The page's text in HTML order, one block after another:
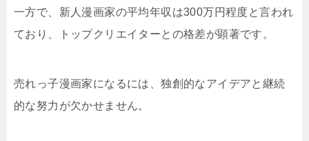
一方で、新人漫画家の平均年収は300万円程度と言われ
ており、トップクリエイターとの格差が顕著です。
売れっ子漫画家になるには、独創的なアイデアと継続
的な努力が欠かせません。